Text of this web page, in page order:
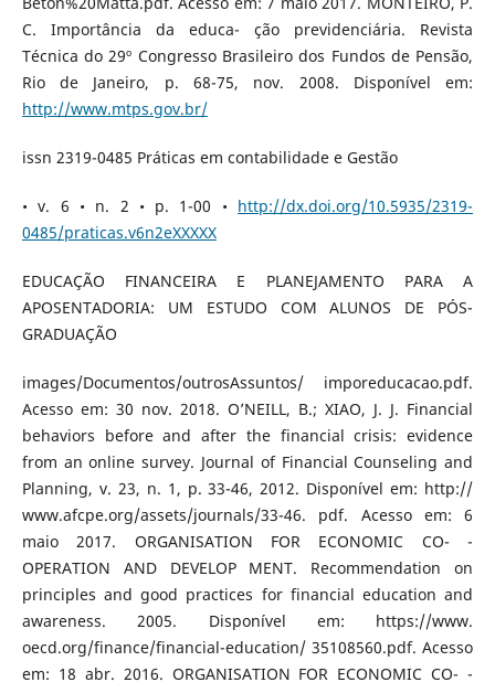
C. Importância da educa- ção previdenciária. Revista
Técnica do 29º Congresso Brasileiro dos Fundos de Pensão,
Rio de Janeiro, p. 68-75, nov. 2008. Disponível em:
http://www.mtps.gov.br/
issn 2319-0485 Práticas em contabilidade e Gestão
• v. 6 • n. 2 • p. 1-00 • http://dx.doi.org/10.5935/2319-
0485/praticas.v6n2eXXXXX
EDUCAÇÃO FINANCEIRA E PLANEJAMENTO PARA A
APOSENTADORIA: UM ESTUDO COM ALUNOS DE PÓS-
GRADUAÇÃO
images/Documentos/outrosAssuntos/ imporeducacao.pdf.
Acesso em: 30 nov. 2018. O’NEILL, B.; XIAO, J. J. Financial
behaviors before and after the financial crisis: evidence
from an online survey. Journal of Financial Counseling and
Planning, v. 23, n. 1, p. 33-46, 2012. Disponível em: http://
www.afcpe.org/assets/journals/33-46. pdf. Acesso em: 6
maio 2017. ORGANISATION FOR ECONOMIC CO- -
OPERATION AND DEVELOP MENT. Recommendation on
principles and good practices for financial education and
awareness. 2005. Disponível em: https://www.
oecd.org/finance/financial-education/ 35108560.pdf. Acesso
em: 18 abr. 2016. ORGANISATION FOR ECONOMIC CO- -